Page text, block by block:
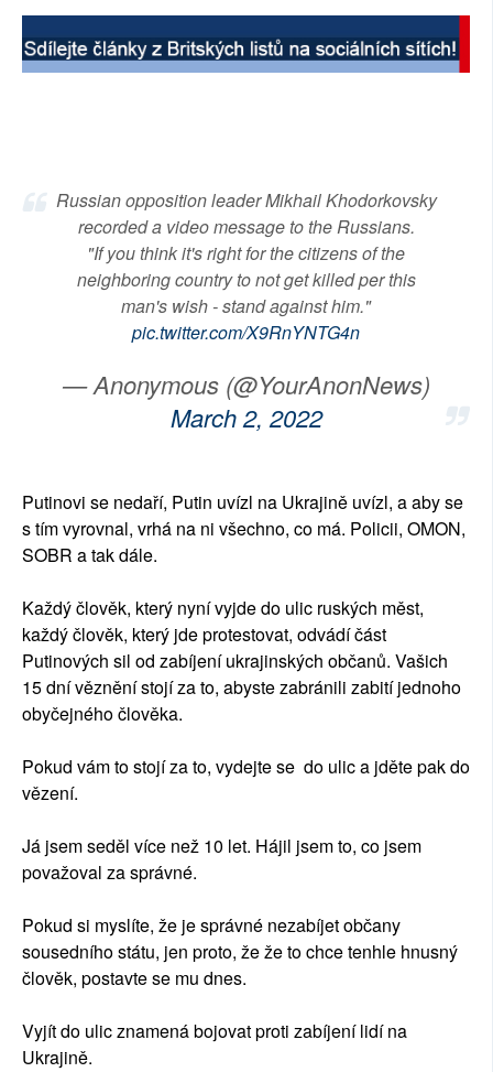
RUBRIKY
PLNÁ VERZE STRÁNEK
Russian opposition leader Mikhail Khodorkovsky
recorded a video message to the Russians.
"If you think it's right for the citizens of the
neighboring country to not get killed per this
man's wish - stand against him."
pic.twitter.com/X9RnYNTG4n
— Anonymous (@YourAnonNews)
March 2, 2022
Putinovi se nedaří, Putin uvízl na Ukrajině uvízl, a aby se
s tím vyrovnal, vrhá na ni všechno, co má. Policii, OMON,
SOBR a tak dále.
Každý člověk, který nyní vyjde do ulic ruských měst,
každý člověk, který jde protestovat, odvádí část
Putinových sil od zabíjení ukrajinských občanů. Vašich
15 dní věznění stojí za to, abyste zabránili zabití jednoho
obyčejného člověka.
Pokud vám to stojí za to, vydejte se do ulic a jděte pak do
vězení.
Já jsem seděl více než 10 let. Hájil jsem to, co jsem
považoval za správné.
Pokud si myslíte, že je správné nezabíjet občany
sousedního státu, jen proto, že že to chce tenhle hnusný
člověk, postavte se mu dnes.
Vyjít do ulic znamená bojovat proti zabíjení lidí na
Ukrajině.